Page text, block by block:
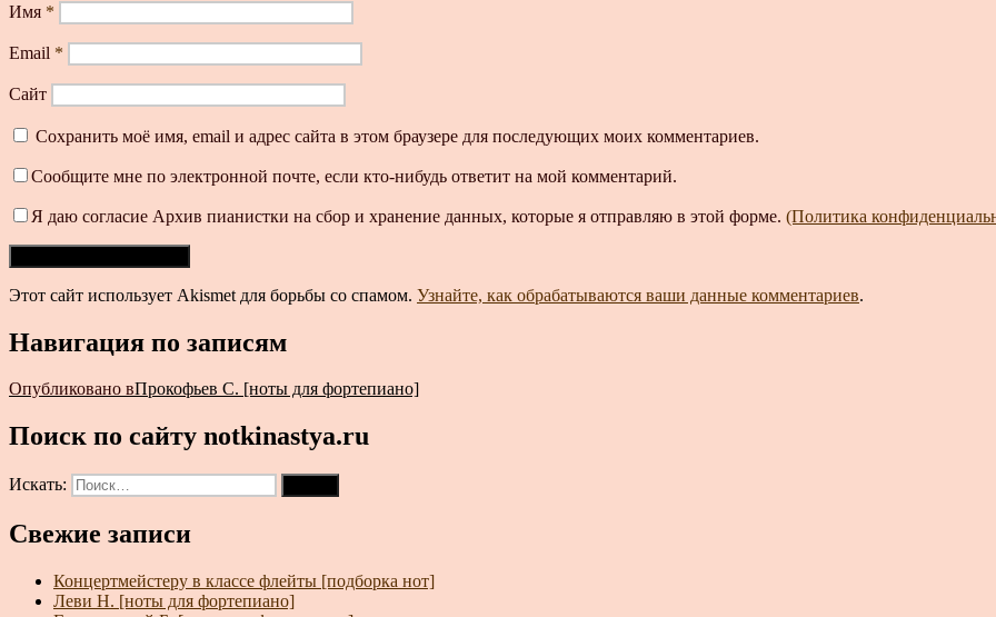
Имя *
Email *
Сайт
Сохранить моё имя, email и адрес сайта в этом браузере для последующих моих комментариев.
Сообщите мне по электронной почте, если кто-нибудь ответит на мой комментарий.
Я даю согласие Архив пианистки на сбор и хранение данных, которые я отправляю в этой форме. (Политика
Этот сайт использует Akismet для борьбы со спамом. Узнайте, как обрабатываются ваши данные комментариев.
Навигация по записям
Опубликовано вПрокофьев С. [ноты для фортепиано]
Поиск по сайту notkinastya.ru
Искать:
Свежие записи
Концертмейстеру в классе флейты [подборка нот]
Леви Н. [ноты для фортепиано]